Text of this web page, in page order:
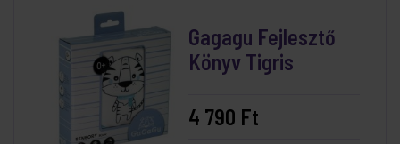
Gagagu Fejlesztő
Könyv Tigris
4 790 Ft